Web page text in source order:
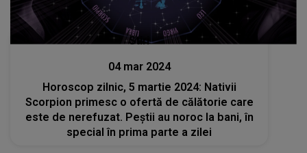
Stiri
04 mar 2024
Horoscop zilnic, 5 martie 2024: Nativii
Scorpion primesc o ofertă de călătorie care
este de nerefuzat. Peștii au noroc la bani, în
special în prima parte a zilei